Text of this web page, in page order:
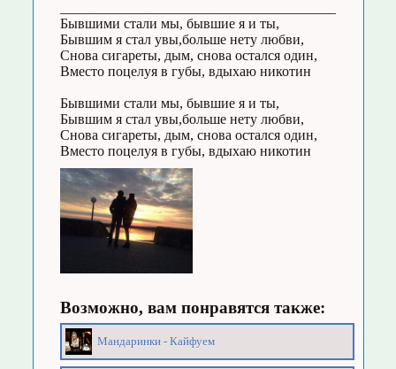
Бывшими стали мы, бывшие я и ты,
Бывшим я стал увы,больше нету любви,
Снова сигареты, дым, снова остался один,
Вместо поцелуя в губы, вдыхаю никотин
Бывшими стали мы, бывшие я и ты,
Бывшим я стал увы,больше нету любви,
Снова сигареты, дым, снова остался один,
Вместо поцелуя в губы, вдыхаю никотин
Возможно, вам понравятся также:
Мандаринки - Кайфуем